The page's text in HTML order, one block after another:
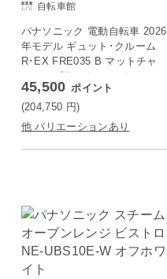
自転車館
パナソニック 電動自転車 2026
年モデル ギュット･クルーム
R･EX FRE035 B マットチャ
コールブラック ２０インチ
45,500 ポイント
(204,750 円)
他 バリエーションあり